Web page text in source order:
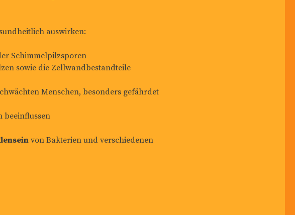
auswirken:
Schimmelpilzsporen
sowie die Zellwandbestandteile
Menschen, besonders gefährdet
beeinflussen
von Bakterien und verschiedenen